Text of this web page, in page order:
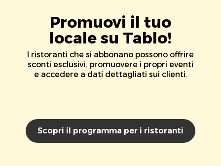
Promuovi il tuo
locale su Tablo!
I ristoranti che si abbonano possono offrire
sconti esclusivi, promuovere i propri eventi
e accedere a dati dettagliati sui clienti.
Scopri il programma per i ristoranti